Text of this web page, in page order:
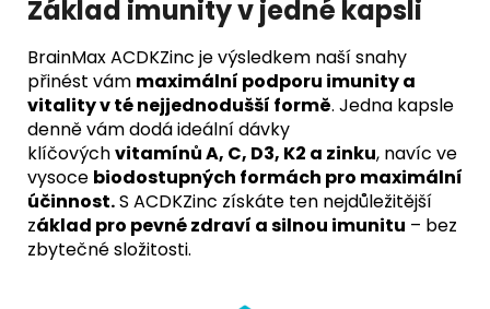
Základ imunity v jedné kapsli
BrainMax ACDKZinc je výsledkem naší snahy
přinést vám maximální podporu imunity a
vitality v té nejjednodušší formě. Jedna kapsle
denně vám dodá ideální dávky
klíčovýchvitamínů A, C, D3, K2 a zinku, navíc ve
vysoce biodostupných formách pro maximální
účinnost.S ACDKZinc získáte ten nejdůležitější
základ pro pevné zdraví a silnou imunitu – bez
zbytečné složitosti.